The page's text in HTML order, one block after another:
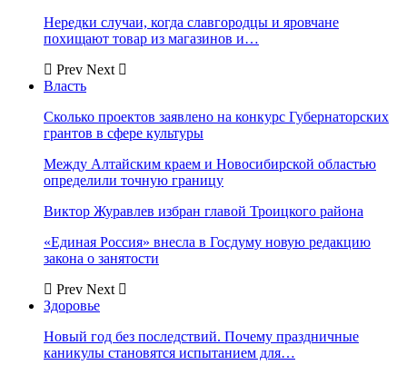
Нередки случаи, когда славгородцы и яровчане
похищают товар из магазинов и…
Prev Next
Власть
Сколько проектов заявлено на конкурс Губернаторских
грантов в сфере культуры
Между Алтайским краем и Новосибирской областью
определили точную границу
Виктор Журавлев избран главой Троицкого района
«Единая Россия» внесла в Госдуму новую редакцию
закона о занятости
Prev Next
Здоровье
Новый год без последствий. Почему праздничные
каникулы становятся испытанием для…